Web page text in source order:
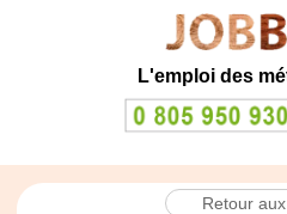
L'emploi des
Retour